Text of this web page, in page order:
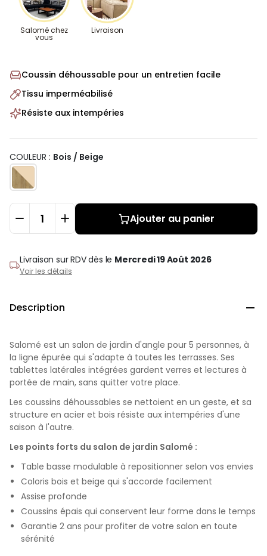
Salomé chez
vous
Livraison
Coussin déhoussable pour un entretien facile
Tissu imperméabilisé
Résiste aux intempéries
COULEUR : Bois / Beige
Ajouter au panier
Livraison sur RDVdès le Mercredi 19 Août 2026
Voir les détails
Description 
Salomé est un salon de jardin d'angle pour 5 personnes, à
la ligne épurée qui s'adapte à toutes les terrasses. Ses
tablettes latérales intégrées gardent verres et lectures à
portée de main, sans quitter votre place.
Les coussins déhoussables se nettoient en un geste, et sa
structure en acier et bois résiste aux intempéries d'une
saison à l'autre.
Les points forts du salon de jardin Salomé :
Table basse modulable à repositionner selon vos envies
Coloris bois et beige qui s'accorde facilement
Assise profonde
Coussins épais qui conservent leur forme dans le temps
Garantie 2 ans pour profiter de votre salon en toute
sérénité